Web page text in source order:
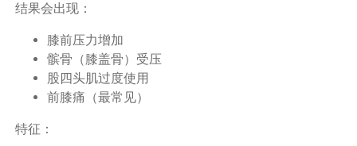
结果会出现：
膝前压力增加
髌骨（膝盖骨）受压
股四头肌过度使用
前膝痛（最常见）
特征：